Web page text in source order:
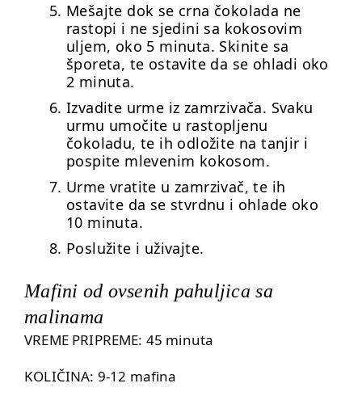
Mešajte dok se crna čokolada ne
rastopi i ne sjedini sa kokosovim
uljem, oko 5 minuta. Skinite sa
šporeta, te ostavite da se ohladi oko
2 minuta.
Izvadite urme iz zamrzivača. Svaku
urmu umočite u rastopljenu
čokoladu, te ih odložite na tanjir i
pospite mlevenim kokosom.
Urme vratite u zamrzivač, te ih
ostavite da se stvrdnu i ohlade oko
10 minuta.
Poslužite i uživajte.
Mafini od ovsenih pahuljica sa
malinama
VREME PRIPREME: 45 minuta
KOLIČINA: 9-12 mafina